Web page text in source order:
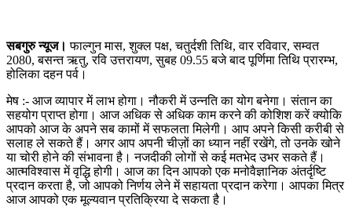
सबगुरु न्यूज। फाल्गुन मास, शुक्ल पक्ष, चतुर्दशी तिथि, वार रविवार, सम्वत
2080, बसन्त ऋतु, रवि उत्तरायण, सुबह 09.55 बजे बाद पूर्णिमा तिथि प्रारम्भ,
होलिका दहन पर्व।
मेष :- आज व्यापार में लाभ होगा। नौकरी में उन्नति का योग बनेगा। संतान का
सहयोग प्राप्त होगा। आज अधिक से अधिक काम करने की कोशिश करें क्योकि
आपको आज के अपने सब कामों में सफलता मिलेगी। आप अपने किसी करीबी से
सलाह ले सकते हैं। अगर आप अपनी चीज़ों का ध्यान नहीं रखेंगे, तो उनके खोने
या चोरी होने की संभावना है। नजदीकी लोगों से कई मतभेद उभर सकते हैं।
आत्मविश्वास में वृद्धि होगी। आज का दिन आपको एक मनोवैज्ञानिक अंतर्दृष्टि
प्रदान करता है, जो आपको निर्णय लेने में सहायता प्रदान करेगा। आपका मित्र
आज आपको एक मूल्यवान प्रतिक्रिया दे सकता है।